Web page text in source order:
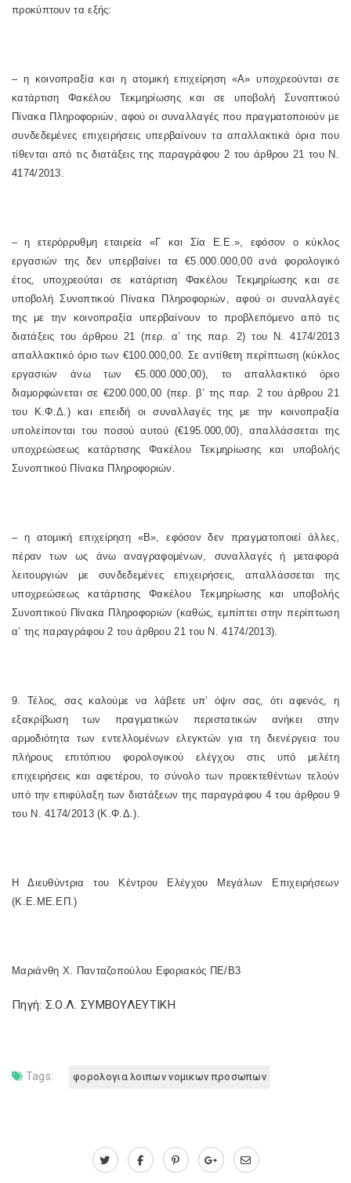
προκύπτουν τα εξής:
– η κοινοπραξία και η ατομική επιχείρηση «Α» υποχρεούνται σε
κατάρτιση Φακέλου Τεκμηρίωσης και σε υποβολή Συνοπτικού
Πίνακα Πληροφοριών, αφού οι συναλλαγές που πραγματοποιούν με
συνδεδεμένες επιχειρήσεις υπερβαίνουν τα απαλλακτικά όρια που
τίθενται από τις διατάξεις της παραγράφου 2 του άρθρου 21 του Ν.
4174/2013.
– η ετερόρρυθμη εταιρεία «Γ και Σία Ε.Ε.», εφόσον ο κύκλος
εργασιών της δεν υπερβαίνει τα €5.000.000,00 ανά φορολογικό
έτος, υποχρεούται σε κατάρτιση Φακέλου Τεκμηρίωσης και σε
υποβολή Συνοπτικού Πίνακα Πληροφοριών, αφού οι συναλλαγές
της με την κοινοπραξία υπερβαίνουν το προβλεπόμενο από τις
διατάξεις του άρθρου 21 (περ. α’ της παρ. 2) του Ν. 4174/2013
απαλλακτικό όριο των €100.000,00. Σε αντίθετη περίπτωση (κύκλος
εργασιών άνω των €5.000.000,00), το απαλλακτικό όριο
διαμορφώνεται σε €200.000,00 (περ. β’ της παρ. 2 του άρθρου 21
του Κ.Φ.Δ.) και επειδή οι συναλλαγές της με την κοινοπραξία
υπολείπονται του ποσού αυτού (€195.000,00), απαλλάσσεται της
υποχρεώσεως κατάρτισης Φακέλου Τεκμηρίωσης και υποβολής
Συνοπτικού Πίνακα Πληροφοριών.
– η ατομική επιχείρηση «Β», εφόσον δεν πραγματοποιεί άλλες,
πέραν των ως άνω αναγραφομένων, συναλλαγές ή μεταφορά
λειτουργιών με συνδεδεμένες επιχειρήσεις, απαλλάσσεται της
υποχρεώσεως κατάρτισης Φακέλου Τεκμηρίωσης και υποβολής
Συνοπτικού Πίνακα Πληροφοριών (καθώς, εμπίπτει στην περίπτωση
α’ της παραγράφου 2 του άρθρου 21 του Ν. 4174/2013).
9. Τέλος, σας καλούμε να λάβετε υπ’ όψιν σας, ότι αφενός, η
εξακρίβωση των πραγματικών περιστατικών ανήκει στην
αρμοδιότητα των εντελλομένων ελεγκτών για τη διενέργεια του
πλήρους επιτόπιου φορολογικού ελέγχου στις υπό μελέτη
επιχειρήσεις και αφετέρου, το σύνολο των προεκτεθέντων τελούν
υπό την επιφύλαξη των διατάξεων της παραγράφου 4 του άρθρου 9
του Ν. 4174/2013 (Κ.Φ.Δ.).
Η Διευθύντρια του Κέντρου Ελέγχου Μεγάλων Επιχειρήσεων
(Κ.Ε.ΜΕ.ΕΠ.)
Μαριάνθη Χ. Πανταζοπούλου Εφοριακός ΠΕ/Β3
Πηγή: Σ.Ο.Λ. ΣΥΜΒΟΥΛΕΥΤΙΚΗ
Tags: φορολογια λοιπων νομικων προσωπων